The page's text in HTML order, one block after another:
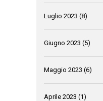
Luglio 2023 (8)
Giugno 2023 (5)
Maggio 2023 (6)
Aprile 2023 (1)